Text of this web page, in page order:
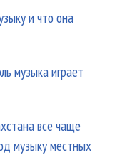
и что она
музыка играет
все чаще
музыку местных